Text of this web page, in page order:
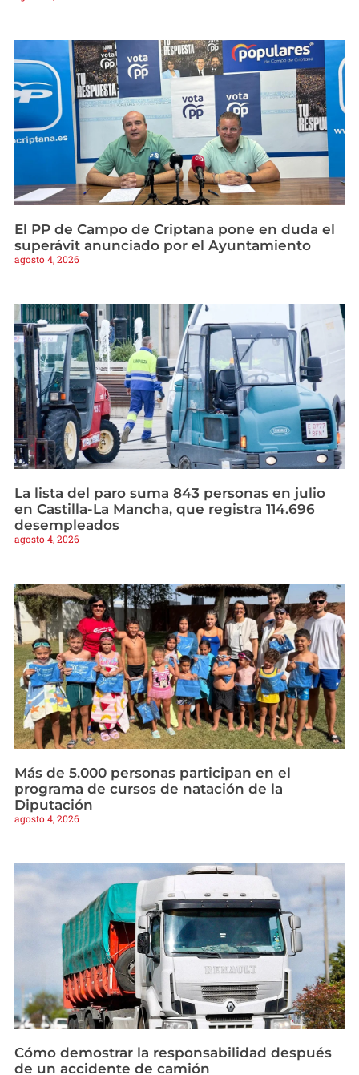
El PP de Campo de Criptana pone en duda el
superávit anunciado por el Ayuntamiento
agosto 4, 2026
La lista del paro suma 843 personas en julio
en Castilla-La Mancha, que registra 114.696
desempleados
agosto 4, 2026
Más de 5.000 personas participan en el
programa de cursos de natación de la
Diputación
agosto 4, 2026
Cómo demostrar la responsabilidad después
de un accidente de camión